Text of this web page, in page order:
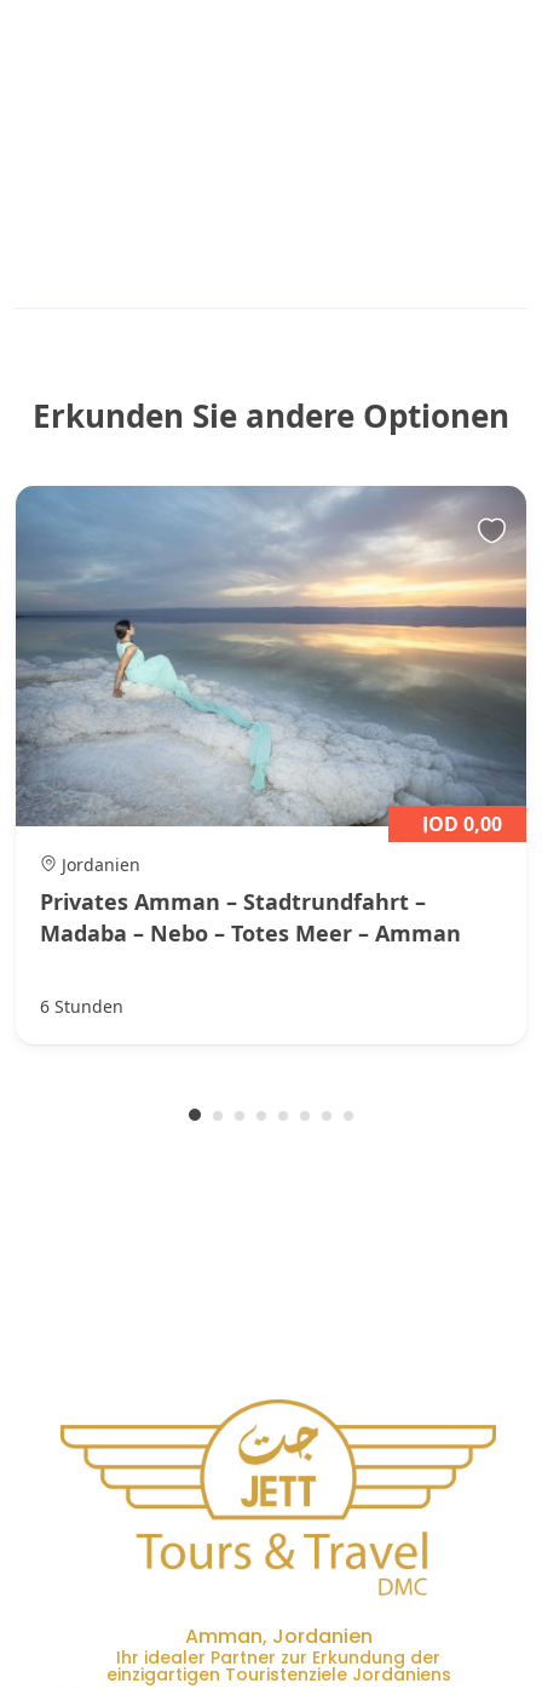
Erkunden Sie andere Optionen
Jordanien
Privates Amman – Stadtrundfahrt –
Madaba – Nebo – Totes Meer – Amman
JOD 0,00
6 Stunden
Amman, Jordanien
Ihr idealer Partner zur Erkundung der
einzigartigen Touristenziele Jordaniens